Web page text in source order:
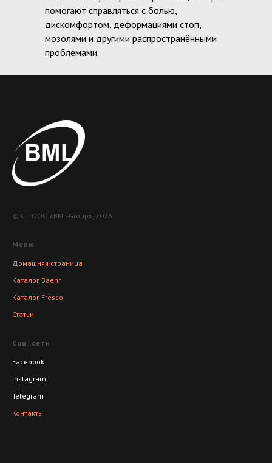
помогают справляться с болью,
дискомфортом, деформациями стоп,
мозолями и другими распространёнными
проблемами.
© СП ООО «BML-Group», 2026
Меню
Домашняя страница
Каталог Baehr
Каталог Fresco
Статьи
Соц. сети
Facebook
Instagram
Telegram
Контакты